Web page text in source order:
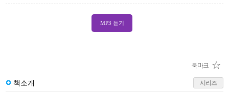
MP3 듣기
책소개 시리즈